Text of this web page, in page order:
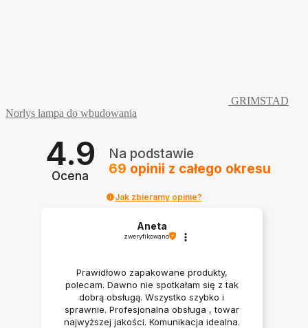
GRIMSTAD
Norlys lampa do wbudowania
4.9
Ocena
Na podstawie
69 opinii z całego okresu
Jak zbieramy opinie?
Aneta
zweryfikowano
Prawidłowo zapakowane produkty,
polecam. Dawno nie spotkałam się z tak
dobrą obsługą. Wszystko szybko i
sprawnie. Profesjonalna obsługa , towar
najwyższej jakości. Komunikacja idealna.